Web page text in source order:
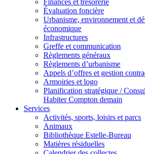
Évaluation foncière
Urbanisme, environnement et
économique
Infrastructures
Greffe et communication
Règlements généraux
Règlements d’urbanisme
Appels d’offres et gestion
Armoiries et logo
Planification stratégique /
Habiter Compton demain
Services
Activités, sports, loisirs et parcs
Animaux
Bibliothèque Estelle-Bureau
Matières résiduelles